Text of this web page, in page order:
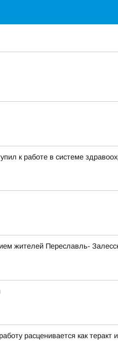
к работе в системе
жителей Переславль-
расценивается как теракт